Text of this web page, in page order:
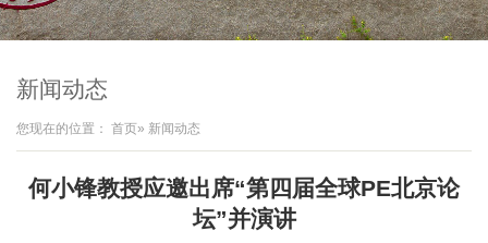
新闻动态
您现在的位置： 首页» 新闻动态
何小锋教授应邀出席“第四届全球PE北京论
坛”并演讲